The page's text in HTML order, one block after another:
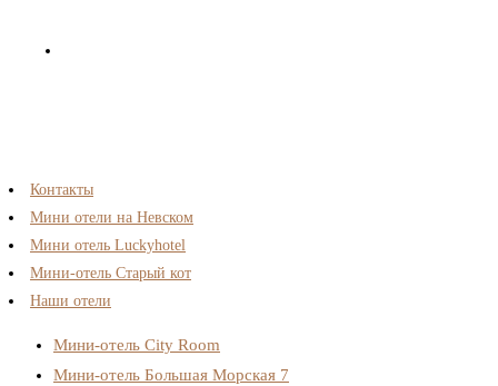
Контакты
Мини отели на Невском
Мини отель Luckyhotel
Мини-отель Старый кот
Наши отели
Мини-отель City Room
Мини-отель Большая Морская 7